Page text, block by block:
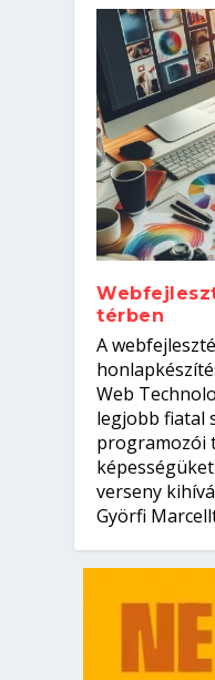
Hogyan
Írta: Oláh Erika |
Írta: Tóth Mónika
Nem
Írta: Oláh Erika |
el a
Írta: Szakmát
térben
A
Web
legjobb fiatal
programozói
verseny
Györfi